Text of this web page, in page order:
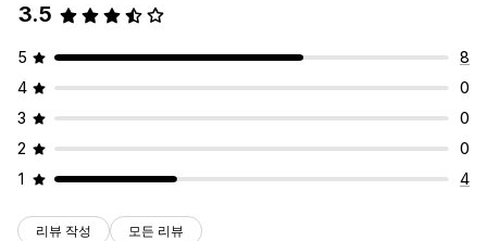
3.5
5
8
4
0
3
0
2
0
1
4
리뷰 작성 모든 리뷰